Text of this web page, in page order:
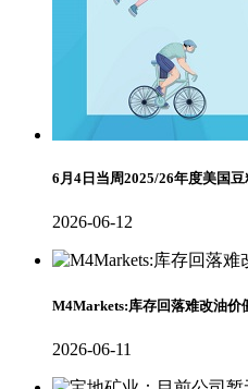
6月4日当周2025/26年度美国
2026-06-12
M4Markets:库存回落难改油价
2026-06-11